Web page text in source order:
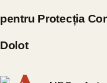
pentru Protecția
Dolot